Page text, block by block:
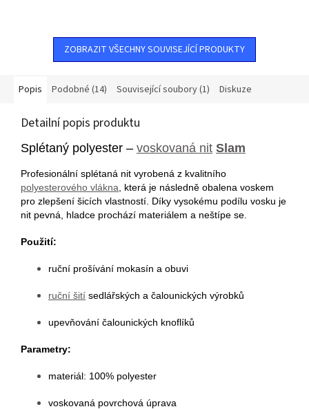
ZOBRAZIT VŠECHNY SOUVISEJÍCÍ PRODUKTY
Popis Podobné (14) Související soubory (1) Diskuze
Detailní popis produktu
Splétaný polyester – voskovaná nit Slam
Profesionální splétaná nit vyrobená z kvalitního
polyesterového vlákna , která je následně obalena voskem
pro zlepšení šicích vlastností. Díky vysokému podílu vosku je
nit pevná, hladce prochází materiálem a neštípe se.
Použití:
ruční prošívání mokasín a obuvi
ruční šití sedlářských a čalounických výrobků
upevňování čalounických knoflíků
Parametry:
materiál: 100% polyester
voskovaná povrchová úprava